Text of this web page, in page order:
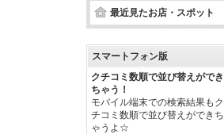
最近見たお店・スポット
スマートフォン版
クチコミ数順で並び替えができ
ちゃう！
モバイル端末での検索結果もク
チコミ数順で並び替えができち
ゃうよ☆